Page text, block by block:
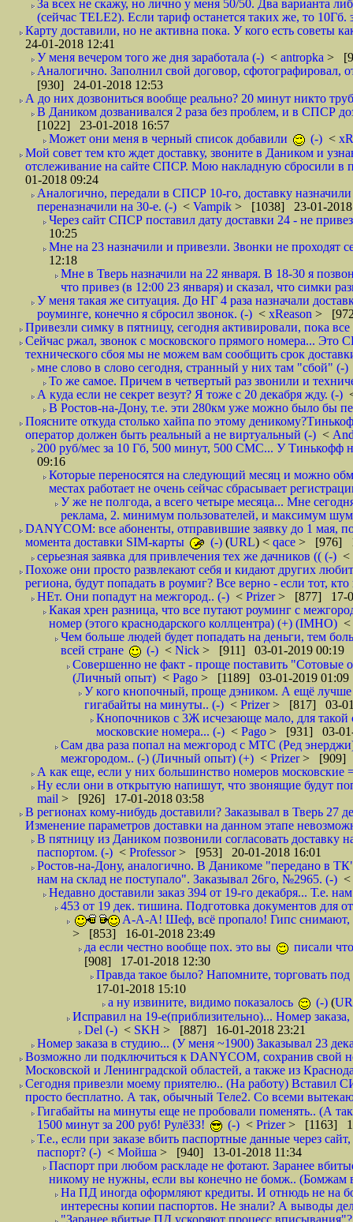
За всех не скажу, но лично у меня 50/50. Два варианта
(сейчас TELE2). Если тариф останется таких же, то
Карту доставили, но не активна пока. У кого есть советы
24-01-2018 12:41
У меня вечером того же дня заработала (-) < antropka >
Аналогично. Заполнил свой договор,
[930] 24-01-2018 12:53
А до них дозвониться вообще реально? 20 минут никто
В Даником дозванивался 2 раза без проблем, и в СПСР
[1022] 23-01-2018 16:57
Может они меня в черный список добавили
(-) <
Мой совет тем кто ждет доставку, звоните в Даником и
отслеживание на сайте СПСР. Мою накладную сбросили
01-2018 09:24
Аналогично, передали в СПСР 10-го, доставку
переназначили на 30-е. (-) < Vampik > [1038] 23-01-2018
Через сайт СПСР поставил дату доставки 24 - не
10:25
Мне на 23 назначили и привезли. Звонки не
12:18
Мне в Тверь назначили на 22 января. В 18-30 я
что привез (в 12:00 23 января) и сказал, что симки
У меня такая же ситуация. До НГ 4 раза назначали
роуминге, конечно я сбросил звонок. (-) < xReason >
Привезли симку в пятницу, сегодня активировали, пока
Сейчас ржал, звонок с московского прямого номера... Это
технического сбоя мы не можем вам сообщить срок
мне слово в слово сегодня, странный у них там "сбой" (-)
То же самое. Причем в четвертый раз звонили и
А куда если не секрет везут? Я тоже с 20 декабря жду. (-)
В Ростов-на-Дону, т.е. эти 280км уже можно было бы
Поясните откуда столько хайпа по этому
оператор должен быть реальный а не виртуальный (-) <
200 руб/мес за 10 Гб, 500 минут, 500 СМС... У Тинькофф
09:16
Которые переносятся на следующий месяц и можно
местах работает не очень сейчас сбрасывает
У же не полгода, а всего четыре месяца... Мне
реклама, 2. минимум пользователей, и максимум
DANYCOM: все абоненты, отправившие заявку до 1 мая,
момента доставки SIM-карты
(-) (URL) < qace > [976]
серьезная заявка для привлечения тех же дачников (( (-) <
Похоже они просто развлекают себя и кидают других
региона, будут попадать в роумиг? Все верно - если тот,
НЕт. Они попадут на межгород.. (-) < Prizer> [877] 17-
Какая хрен разница, что все путают роуминг с
номер (этого краснодарского коллцентра) (+) (IMHO) <
Чем больше людей будет попадать на деньги, тем
всей стране
(-) < Nick > [911] 03-01-2019 00:19
Совершенно не факт - проще поставить "Сотовые
(Личный опыт) < Pago > [1189] 03-01-2019 01:09
У кого кнопочный, проще дэником. А ещё лучше
гигабайты на минуты.. (-) < Prizer> [817] 03-
Кнопочников с 3Ж исчезающе мало, для такой
московские номера... (-) < Pago > [931] 03-01-
Сам два раза попал на межгород с МТС (Ред
межгородом.. (-) (Личный опыт) (+) < Prizer> [909]
А как еще, если у них большинство номеров московские
Ну если они в открытую напишут, что звонящие будут
mail > [926] 17-01-2018 03:58
В регионах кому-нибудь доставили? Заказывал в Тверь 27
Изменение параметров доставки на данном этапе
В пятницу из Даником позвонили согласовать доставку
паспортом. (-) < Professor> [953] 20-01-2018 16:01
Ростов-на-Дону, аналогично. В Даникоме "передано в
нам на склад не поступало". Заказывал 26го, №2965. (-) <
Недавно доставили заказ 394 от 19-го декабря... Т.е.
453 от 19 дек. тишина. Подготовка документов для
А-А-А! Шеф, всё пропало! Гипс снимают,
> [853] 16-01-2018 23:49
да если честно вообще пох. это вы
писали
[908] 17-01-2018 12:30
Правда такое было? Напомните, торговать
17-01-2018 15:10
а ну извините, видимо показалось
(-) (
Исправил на 19-е(приблизительно)... Номер
Del (-) < SKH > [887] 16-01-2018 23:21
Номер заказа в студию... (У меня ~1900) Заказывал 23
Возможно ли подключиться к DANYCOM, сохранив свой
Московской и Ленинградской областей, а также из
Сегодня привезли моему приятелю.. (На работу) Вставил
просто бесплатно. А так, обычный Теле2. Со всеми
Гигабайты на минуты еще не пробовали поменять.. (А
1500 минут за 200 руб! РулёЗЗ!
(-) < Prizer> [1163]
Т.е., если при заказе вбить паспортные данные через
паспорт? (-) < Мойша > [940] 13-01-2018 11:34
Паспорт при любом раскладе не фотают. Заранее
никому не нужны, если вы конечно не бомж.. (Бомжам
На ПД иногда оформляют кредиты. И отнюдь не на
интересны копии паспортов. Не знали? А выводы
"Заранее вбитые ПД ускоряют процесс